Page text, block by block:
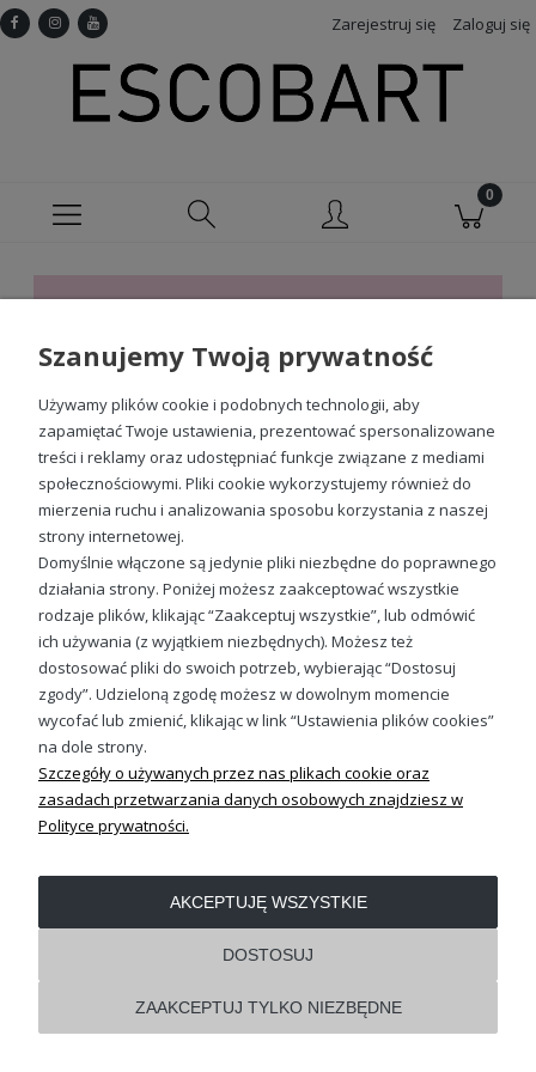
Zarejestruj się Zaloguj się
Ten produkt jest niedostępny.
OBSŁUGA KLIENTA
REGULAMINY
Sprawdź nasze social media
Pokaż pełną wersję strony
Szanujemy Twoją prywatność
Używamy plików cookie i podobnych technologii, aby
zapamiętać Twoje ustawienia, prezentować spersonalizowane
treści i reklamy oraz udostępniać funkcje związane z mediami
społecznościowymi. Pliki cookie wykorzystujemy również do
mierzenia ruchu i analizowania sposobu korzystania z naszej
strony internetowej.
Domyślnie włączone są jedynie pliki niezbędne do poprawnego
działania strony. Poniżej możesz zaakceptować wszystkie
rodzaje plików, klikając “Zaakceptuj wszystkie”, lub odmówić
ich używania (z wyjątkiem niezbędnych). Możesz też
dostosować pliki do swoich potrzeb, wybierając “Dostosuj
zgody”. Udzieloną zgodę możesz w dowolnym momencie
wycofać lub zmienić, klikając w link “Ustawienia plików cookies”
na dole strony.
Szczegóły o używanych przez nas plikach cookie oraz
zasadach przetwarzania danych osobowych znajdziesz w
Polityce prywatności.
ZAAKCEPTUJ TYLKO NIEZBĘDNE
DOSTOSUJ
AKCEPTUJĘ WSZYSTKIE